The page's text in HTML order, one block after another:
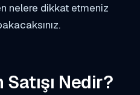
nelere dikkat etmeniz
Nedir?